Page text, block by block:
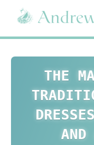
content
THE